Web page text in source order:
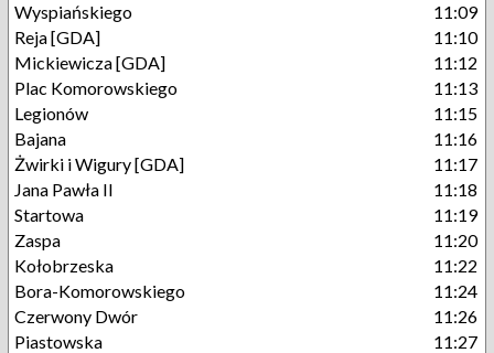
Wyspiańskiego
11:09
Reja [GDA]
11:10
Mickiewicza [GDA]
11:12
Plac Komorowskiego
11:13
Legionów
11:15
Bajana
11:16
Żwirki i Wigury [GDA]
11:17
Jana Pawła II
11:18
Startowa
11:19
Zaspa
11:20
Kołobrzeska
11:22
Bora-Komorowskiego
11:24
Czerwony Dwór
11:26
Piastowska
11:27